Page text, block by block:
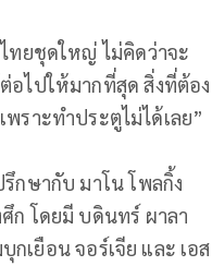
ทยชุดใหญ่ ไม่คิดว่าจะ
อไปให้มากที่สุด สิ่งที่ต้อง
ราะทำประตูไม่ได้เลย”
กษากับ มาโน โพลกิ้ง
โดยมี บดินทร์ ผาลา
กเยือน จอร์เจีย และ เอส